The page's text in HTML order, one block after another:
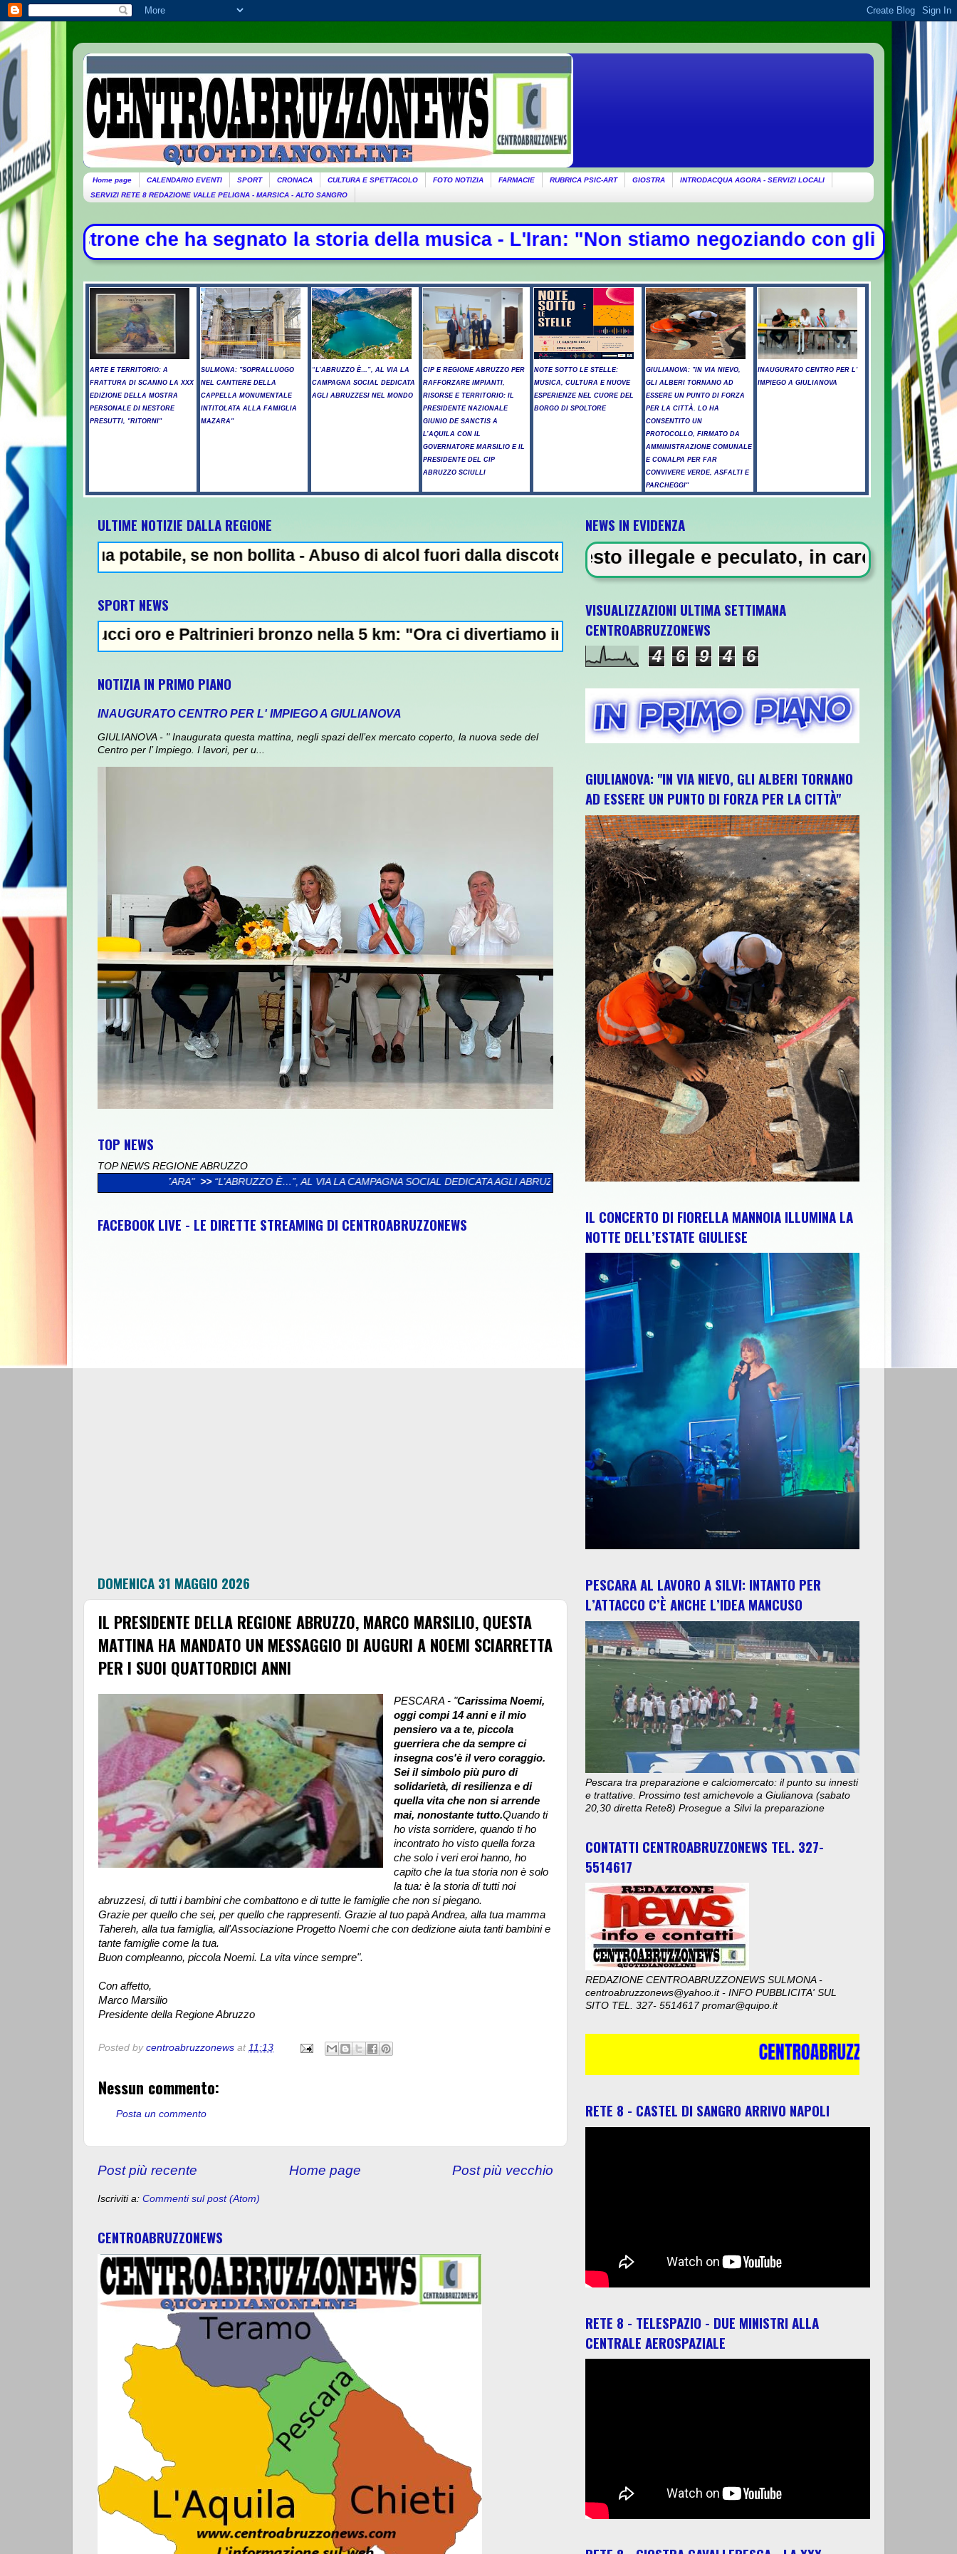
Home page CALENDARIO EVENTI SPORT CRONACA CULTURA E SPETTACOLO FOTO NOTIZIA FARMACIE RUBRICA PSIC-ART GIOSTRA
INTRODACQUA AGORA - SERVIZI LOCALI
SERVIZI RETE 8 REDAZIONE VALLE PELIGNA - MARSICA - ALTO SANGRO
la storia della musica - L'Iran: "Non stiamo negoziando con gli Usa su Hormuz, solo
ARTE E TERRITORIO: A
FRATTURA DI SCANNO LA XXX
EDIZIONE DELLA MOSTRA
PERSONALE DI NESTORE
PRESUTTI, "RITORNI"
SULMONA: "SOPRALLUOGO
NEL CANTIERE DELLA
CAPPELLA MONUMENTALE
INTITOLATA ALLA FAMIGLIA
MAZARA"
“L’ABRUZZO È…”, AL VIA LA
CAMPAGNA SOCIAL DEDICATA
AGLI ABRUZZESI NEL MONDO
CIP E REGIONE ABRUZZO PER
RAFFORZARE IMPIANTI,
RISORSE E TERRITORIO: IL
PRESIDENTE NAZIONALE
GIUNIO DE SANCTIS A
L’AQUILA CON IL
GOVERNATORE MARSILIO E IL
PRESIDENTE DEL CIP
ABRUZZO SCIULLI
NOTE SOTTO LE STELLE:
MUSICA, CULTURA E NUOVE
ESPERIENZE NEL CUORE DEL
BORGO DI SPOLTORE
GIULIANOVA: "IN VIA NIEVO,
GLI ALBERI TORNANO AD
ESSERE UN PUNTO DI FORZA
PER LA CITTÀ. LO HA
CONSENTITO UN
PROTOCOLLO, FIRMATO DA
AMMINISTRAZIONE COMUNALE
E CONALPA PER FAR
CONVIVERE VERDE, ASFALTI E
PARCHEGGI"
INAUGURATO CENTRO PER L'
IMPIEGO A GIULIANOVA
ULTIME NOTIZIE DALLA REGIONE
se non bollita - Abuso di alcol fuori dalla discoteca, minorenni intossicati a Pescara - Il vento riaccende il rogo
SPORT NEWS
oro e Paltrinieri bronzo nella 5 km: "Ora ci divertiamo in staffetta"- L'Italia U21 il 5 ottobre a Pescara l'ultima gara di
NOTIZIA IN PRIMO PIANO
INAUGURATO CENTRO PER L' IMPIEGO A GIULIANOVA
GIULIANOVA - " Inaugurata questa mattina, negli spazi dell’ex mercato coperto, la nuova sede del
Centro per l’ Impiego. I lavori, per u...
TOP NEWS
TOP NEWS REGIONE ABRUZZO
“L’ABRUZZO È…”, AL VIA LA CAMPAGNA SOCIAL DEDICATA AGLI ABRUZZESI NEL MONDO >> CIP E REGIONE ABRUZZO PER RAFFORZARE IMPIANTI, RISORSE E TERRITORIO: IL
FACEBOOK LIVE - LE DIRETTE STREAMING DI CENTROABRUZZONEWS
DOMENICA 31 MAGGIO 2026
IL PRESIDENTE DELLA REGIONE ABRUZZO, MARCO MARSILIO, QUESTA
MATTINA HA MANDATO UN MESSAGGIO DI AUGURI A NOEMI SCIARRETTA
PER I SUOI QUATTORDICI ANNI
PESCARA - "Carissima Noemi,
oggi compi 14 anni e il mio
pensiero va a te, piccola
guerriera che da sempre ci
insegna cos'è il vero coraggio.
Sei il simbolo più puro di
solidarietà, di resilienza e di
quella vita che non si arrende
mai, nonostante tutto.Quando ti
ho vista sorridere, quando ti ho
incontrato ho visto quella forza
che solo i veri eroi hanno, ho
capito che la tua storia non è solo
la tua:è la storia di tutti noi
abruzzesi, di tutti i bambini che combattono e di tutte le famiglie che non si piegano.
Grazie per quello che sei, per quello che rappresenti. Grazie al tuo papà Andrea, alla tua mamma
Tahereh, alla tua famiglia, all'Associazione Progetto Noemi che con dedizione aiuta tanti bambini e
tante famiglie come la tua.
Buon compleanno, piccola Noemi. La vita vince sempre".
Con affetto,
Marco Marsilio
Presidente della Regione Abruzzo
Posted by centroabruzzonews at 11:13
Nessun commento:
Posta un commento
Post più recente Post più vecchio
Home page
Iscriviti a: Commenti sul post (Atom)
CENTROABRUZZONEWS
NEWS IN EVIDENZA
NEWS IN EVIDENZA - Arresto illegale e peculato, in carcere 5 vigili urbani a
VISUALIZZAZIONI ULTIMA SETTIMANA
CENTROABRUZZONEWS
4 6 9 4 6
GIULIANOVA: "IN VIA NIEVO, GLI ALBERI TORNANO
AD ESSERE UN PUNTO DI FORZA PER LA CITTÀ"
IL CONCERTO DI FIORELLA MANNOIA ILLUMINA LA
NOTTE DELL’ESTATE GIULIESE
PESCARA AL LAVORO A SILVI: INTANTO PER
L’ATTACCO C’È ANCHE L’IDEA MANCUSO
Pescara tra preparazione e calciomercato: il punto su innesti
e trattative. Prossimo test amichevole a Giulianova (sabato
20,30 diretta Rete8) Prosegue a Silvi la preparazione
CONTATTI CENTROABRUZZONEWS TEL. 327-
5514617
REDAZIONE CENTROABRUZZONEWS SULMONA -
centroabruzzonews@yahoo.it - INFO PUBBLICITA' SUL
SITO TEL. 327- 5514617 promar@quipo.it
RETE 8 - CASTEL DI SANGRO ARRIVO NAPOLI
RETE 8 - TELESPAZIO - DUE MINISTRI ALLA
CENTRALE AEROSPAZIALE